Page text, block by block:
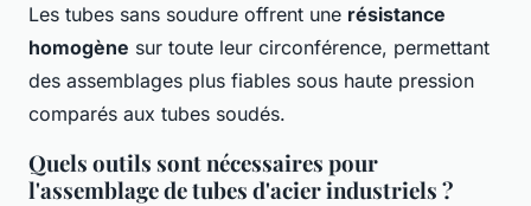
Les tubes sans soudure offrent une résistance
homogène sur toute leur circonférence, permettant
des assemblages plus fiables sous haute pression
comparés aux tubes soudés.
Quels outils sont nécessaires pour
l'assemblage de tubes d'acier industriels ?